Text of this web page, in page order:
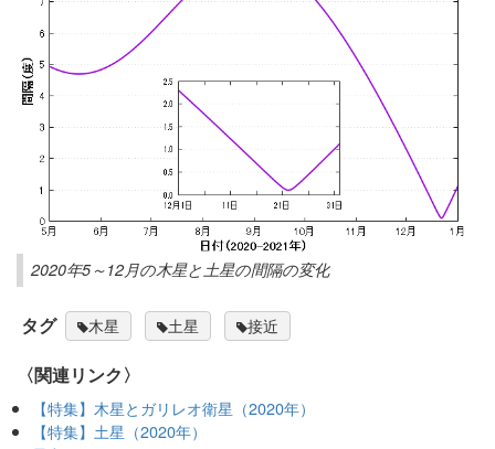
2020年5～12月の木星と土星の間隔の変化
タグ 木星 土星 接近
〈関連リンク〉
【特集】木星とガリレオ衛星（2020年）
【特集】土星（2020年）